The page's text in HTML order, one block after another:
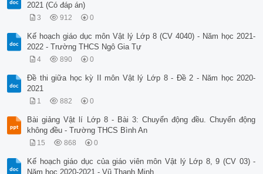
2021 (Có đáp án)
3 912 0
Kế hoạch giáo dục môn Vật lý Lớp 8 (CV 4040) - Năm học 2021-
2022 - Trường THCS Ngô Gia Tự
4 890 0
Đề thi giữa học kỳ II môn Vật lý Lớp 8 - Đề 2 - Năm học 2020-
2021
1 882 0
Bài giảng Vật lí Lớp 8 - Bài 3: Chuyển động đều. Chuyển động
không đều - Trường THCS Bình An
15 868 0
Kế hoạch giáo dục của giáo viên môn Vật lý Lớp 8, 9 (CV 03) -
Năm học 2020-2021 - Vũ Thanh Minh